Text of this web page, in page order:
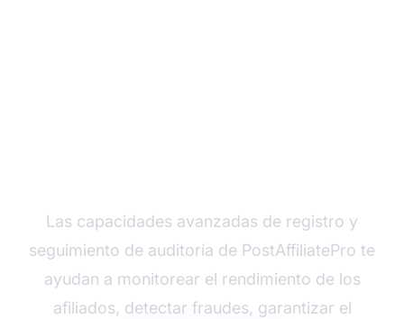
Las capacidades avanzadas de registro y
seguimiento de auditoría de PostAffiliatePro te
ayudan a monitorear el rendimiento de los
afiliados, detectar fraudes, garantizar el